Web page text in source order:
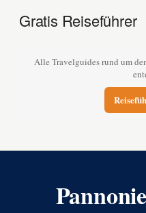
Gratis Reiseführer
Alle Travelguides rund um